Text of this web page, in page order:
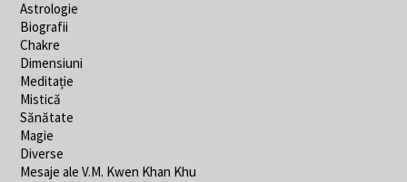
Astrologie
Biografii
Chakre
Dimensiuni
Meditație
Mistică
Sănătate
Magie
Diverse
Mesaje ale V.M. Kwen Khan Khu